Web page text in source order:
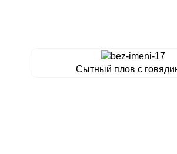
Сытный плов с